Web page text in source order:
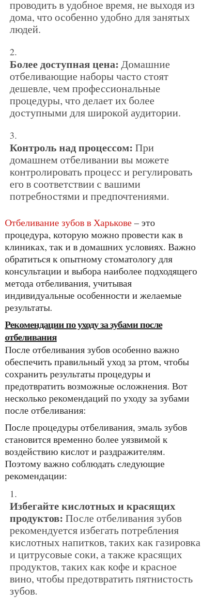
проводить в удобное время, не выходя из
дома, что особенно удобно для занятых
людей.
Более доступная цена: Домашние
отбеливающие наборы часто стоят
дешевле, чем профессиональные
процедуры, что делает их более
доступными для широкой аудитории.
Контроль над процессом: При
домашнем отбеливании вы можете
контролировать процесс и регулировать
его в соответствии с вашими
потребностями и предпочтениями.
Отбеливание зубов в Харькове– это
процедура, которую можно провести как в
клиниках, так и в домашних условиях. Важно
обратиться к опытному стоматологу для
консультации и выбора наиболее подходящего
метода отбеливания, учитывая
индивидуальные особенности и желаемые
результаты.
Рекомендации по уходу за зубами после
отбеливания
После отбеливания зубов особенно важно
обеспечить правильный уход за ртом, чтобы
сохранить результаты процедуры и
предотвратить возможные осложнения. Вот
несколько рекомендаций по уходу за зубами
после отбеливания:
После процедуры отбеливания, эмаль зубов
становится временно более уязвимой к
воздействию кислот и раздражителям.
Поэтому важно соблюдать следующие
рекомендации:
Избегайте кислотных и красящих
продуктов: После отбеливания зубов
рекомендуется избегать потребления
кислотных напитков, таких как газировка
и цитрусовые соки, а также красящих
продуктов, таких как кофе и красное
вино, чтобы предотвратить пятнистость
зубов.